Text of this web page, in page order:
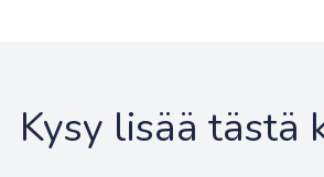
Kysy lisää tästä